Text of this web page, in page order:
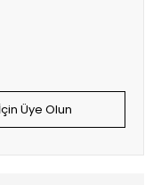
Üye Olun